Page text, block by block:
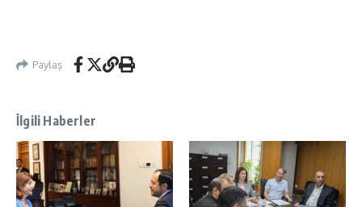
Paylaş
İlgili Haberler